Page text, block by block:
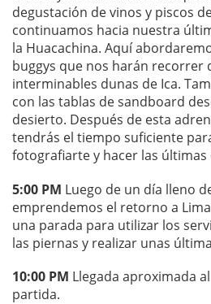
degustación de vinos y piscos
continuamos hacia nuestra
la Huacachina. Aquí
buggys que nos harán recorrer
interminables dunas de Ica.
con las tablas de sandboard
desierto. Después de esta
tendrás el tiempo suficiente
fotografiarte y hacer las últimas
5:00 PM Luego de un día lleno
emprendemos el retorno a
una parada para utilizar los
las piernas y realizar unas
10:00 PM Llegada aproximada
partida.